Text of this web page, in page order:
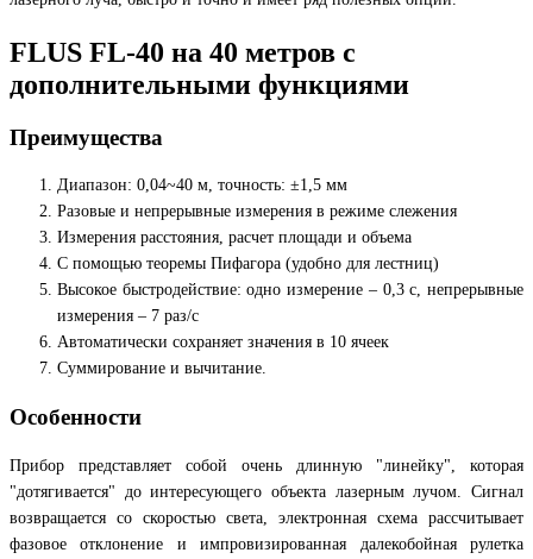
FLUS FL-40 на 40 метров с
дополнительными функциями
Преимущества
Диапазон: 0,04~40 м, точность: ±1,5 мм
Разовые и непрерывные измерения в режиме слежения
Измерения расстояния, расчет площади и объема
С помощью теоремы Пифагора (удобно для лестниц)
Высокое быстродействие: одно измерение – 0,3 с, непрерывные
измерения – 7 раз/с
Автоматически сохраняет значения в 10 ячеек
Суммирование и вычитание.
Особенности
Прибор представляет собой очень длинную "линейку", которая
"дотягивается" до интересующего объекта лазерным лучом. Сигнал
возвращается со скоростью света, электронная схема рассчитывает
фазовое отклонение и импровизированная далекобойная рулетка